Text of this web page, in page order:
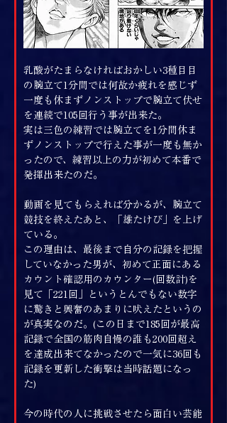
乳酸がたまらなければおかしい3種目目
の腕立て1分間では何故か疲れを感じず
一度も休まずノンストップで腕立て伏せ
を連続で105回行う事が出来た。
実は三色の練習では腕立てを1分間休ま
ずノンストップで行えた事が一度も無か
ったので、練習以上の力が初めて本番で
発揮出来たのだ。
動画を見てもらえれば分かるが、腕立て
競技を終えたあと、「雄たけび」を上げ
ている。
この理由は、最後まで自分の記録を把握
していなかった男が、初めて正面にある
カウント確認用のカウンター(回数計)を
見て「221回」というとんでもない数字
に驚きと興奮のあまりに吠えたというの
が真実なのだ。(この日まで185回が最高
記録で全国の筋肉自慢の誰も200回超え
を達成出来てなかったので一気に36回も
記録を更新した衝撃は当時話題になっ
た)
今の時代の人に挑戦させたら面白い芸能